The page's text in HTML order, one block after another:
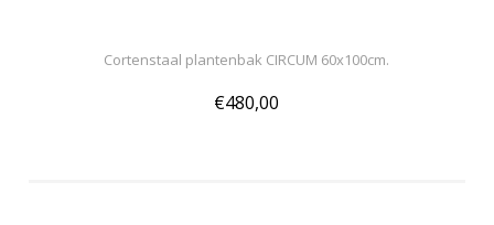
Cortenstaal plantenbak CIRCUM 60x100cm.
€480,00